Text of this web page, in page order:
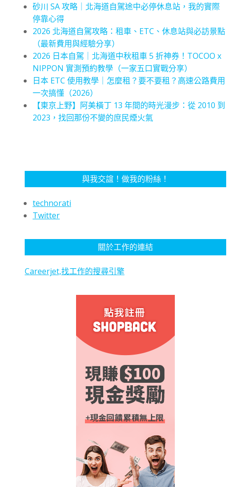
砂川 SA 攻略｜北海道自駕途中必停休息站，我的實際
停靠心得
2026 北海道自駕攻略：租車、ETC、休息站與必訪景點
（最新費用與經驗分享）
2026 日本自駕｜北海道中秋租車 5 折神券！TOCOO x
NIPPON 實測預約教學（一家五口實戰分享）
日本 ETC 使用教學｜怎麼租？要不要租？高速公路費用
一次搞懂（2026）
【東京上野】阿美橫丁 13 年間的時光漫步：從 2010 到
2023，找回那份不變的庶民煙火氣
與我交誼！做我的粉絲！
technorati
Twitter
關於工作的連結
Careerjet,找工作的搜尋引擎